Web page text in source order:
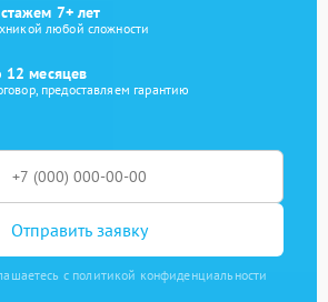
7+ лет
любой сложности
12 месяцев
предоставляем гарантию
Отправить заявку
с политикой конфиденциальности